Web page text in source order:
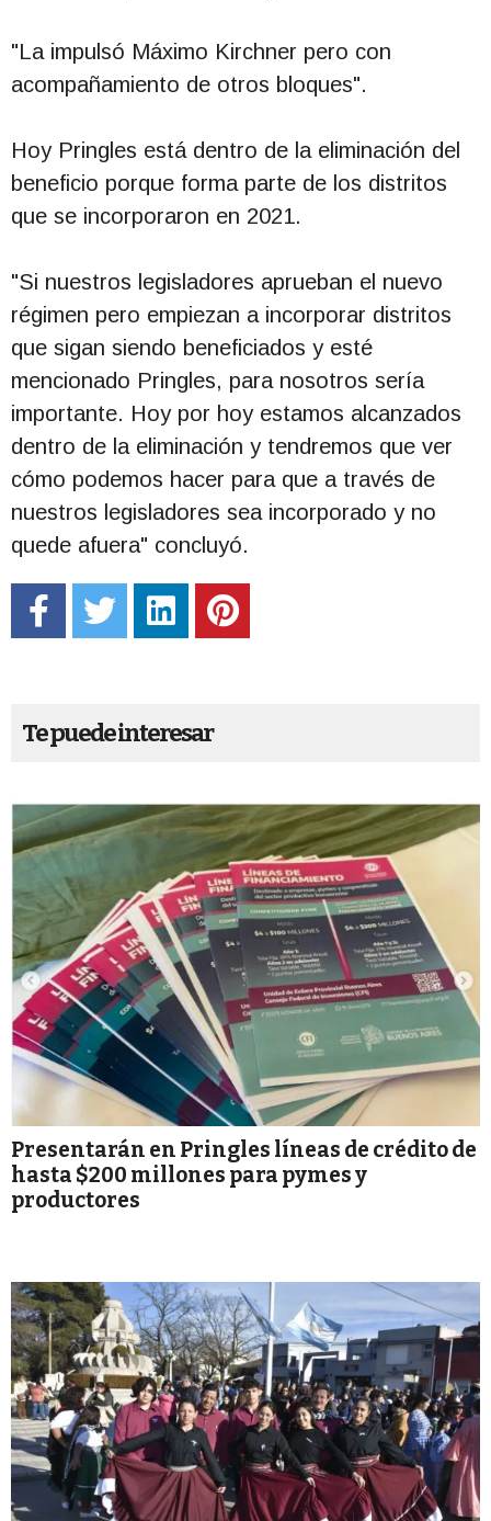
"La impulsó Máximo Kirchner pero con
acompañamiento de otros bloques".
Hoy Pringles está dentro de la eliminación del
beneficio porque forma parte de los distritos
que se incorporaron en 2021.
"Si nuestros legisladores aprueban el nuevo
régimen pero empiezan a incorporar distritos
que sigan siendo beneficiados y esté
mencionado Pringles, para nosotros sería
importante. Hoy por hoy estamos alcanzados
dentro de la eliminación y tendremos que ver
cómo podemos hacer para que a través de
nuestros legisladores sea incorporado y no
quede afuera" concluyó.
Te puede interesar
Presentarán en Pringles líneas de crédito de
hasta $200 millones para pymes y
productores